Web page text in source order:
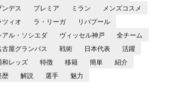
ンデス
プレミア ミラン
メンズコスメ
ツィオ
ラ・リーガ
リバプール
アル・ソシエダ
ヴィッセル神戸
全チーム
古屋グランパス
戦術 日本代表
活躍
和レッズ
特徴 移籍 簡単
紹介
歴
解説 選手 魅力